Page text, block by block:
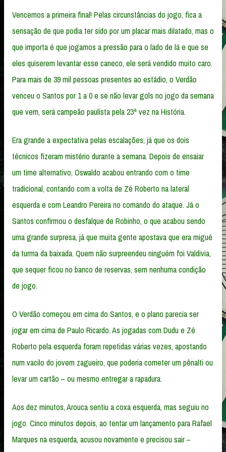
Vencemos a primeira final! Pelas circunstâncias do jogo, fica a
sensação de que podia ter sido por um placar mais dilatado, mas o
que importa é que jogamos a pressão para o lado de lá e que se
eles quiserem levantar esse caneco, ele será vendido muito caro.
Para mais de 39 mil pessoas presentes ao estádio, o Verdão
venceu o Santos por 1 a 0 e se não levar gols no jogo da semana
que vem, será campeão paulista pela 23ª vez na História.
Era grande a expectativa pelas escalações, já que os dois
técnicos fizeram mistério durante a semana. Depois de ensaiar
um time alternativo, Oswaldo acabou entrando com o time
tradicional, contando com a volta de Zé Roberto na lateral
esquerda e com Leandro Pereira no comando do ataque. Já o
Santos confirmou o desfalque de Robinho, o que acabou sendo
uma grande surpresa, já que muita gente apostava que era migué
da turma da baixada. Quem não surpreendeu ninguém foi Valdivia,
que sequer ficou no banco de reservas, sem nenhuma condição
de jogo.
O Verdão começou em cima do Santos, e o plano parecia ser
jogar em cima de Paulo Ricardo. As jogadas com Dudu e Zé
Roberto pela esquerda foram repetidas várias vezes, apostando
num vacilo do jovem zagueiro, que poderia cometer um pênalti ou
levar um cartão – ou mesmo entregar a rapadura.
Aos dez minutos, Arouca sentiu a coxa esquerda, mas seguiu no
jogo. Cinco minutos depois, ao tentar um lançamento para Rafael
Marques na esquerda, acusou novamente e precisou sair –